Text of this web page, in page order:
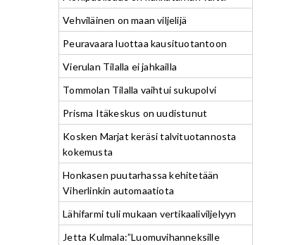
Vehviläinen on maan viljelijä
Peuravaara luottaa kausituotantoon
Vierulan Tilalla ei jahkailla
Tommolan Tilalla vaihtui sukupolvi
Prisma Itäkeskus on uudistunut
Kosken Marjat keräsi talvituotannosta
kokemusta
Honkasen puutarhassa kehitetään
Viherlinkin automaatiota
Lähifarmi tuli mukaan vertikaaliviljelyyn
Jetta Kulmala:”Luomuvihanneksille